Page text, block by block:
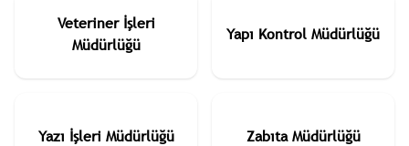
Veteriner İşleri
Müdürlüğü
Yapı Kontrol Müdürlüğü
Yazı İşleri Müdürlüğü Zabıta Müdürlüğü